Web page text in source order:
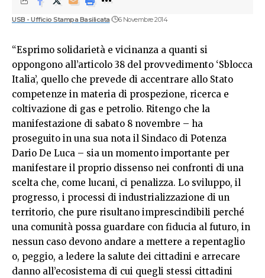
USB - Ufficio Stampa Basilicata 6 Novembre 2014
“Esprimo solidarietà e vicinanza a quanti si
oppongono all’articolo 38 del provvedimento ‘Sblocca
Italia’, quello che prevede di accentrare allo Stato
competenze in materia di prospezione, ricerca e
coltivazione di gas e petrolio. Ritengo che la
manifestazione di sabato 8 novembre – ha
proseguito in una sua nota il Sindaco di Potenza
Dario De Luca – sia un momento importante per
manifestare il proprio dissenso nei confronti di una
scelta che, come lucani, ci penalizza. Lo sviluppo, il
progresso, i processi di industrializzazione di un
territorio, che pure risultano imprescindibili perché
una comunità possa guardare con fiducia al futuro, in
nessun caso devono andare a mettere a repentaglio
o, peggio, a ledere la salute dei cittadini e arrecare
danno all’ecosistema di cui quegli stessi cittadini